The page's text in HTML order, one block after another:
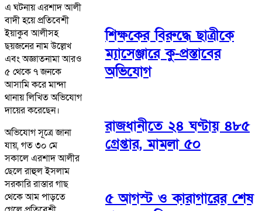
এ ঘটনায় এরশাদ আলী
বাদী হয়ে প্রতিবেশী
ইয়াকুব আলীসহ
ছয়জনের নাম উল্লেখ
এবং অজ্ঞাতনামা আরও
৫ থেকে ৭ জনকে
আসামি করে মান্দা
থানায় লিখিত অভিযোগ
দায়ের করেছেন।
অভিযোগ সূত্রে জানা
যায়, গত ৩০ মে
সকালে এরশাদ আলীর
ছেলে রাহুল ইসলাম
সরকারি রাস্তার গাছ
থেকে আম পাড়তে
শিক্ষকের বিরুদ্ধে ছাত্রীকে
ম্যাসেঞ্জারে কু-প্রস্তাবের
অভিযোগ
রাজধানীতে ২৪ ঘণ্টায় ৪৮৫
গ্রেপ্তার, মামলা ৫০
৫ আগস্ট ও কারাগারের শেষ